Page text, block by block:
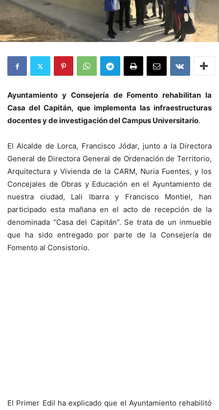
Ayuntamiento y Consejería de Fomento rehabilitan la
Casa del Capitán, que implementa las infraestructuras
docentes y de investigación del Campus Universitario.
El Alcalde de Lorca, Francisco Jódar, junto a la Directora
General de Directora General de Ordenación de Territorio,
Arquitectura y Vivienda de la CARM, Nuria Fuentes, y los
Concejales de Obras y Educación en el Ayuntamiento de
nuestra ciudad, Lali Ibarra y Francisco Montiel, han
participado esta mañana en el acto de recepción de la
denominada “Casa del Capitán”. Se trata de un inmueble
que ha sido entregado por parte de la Consejería de
Fomento al Consistorio.
El Primer Edil ha explicado que el Ayuntamiento rehabilitó